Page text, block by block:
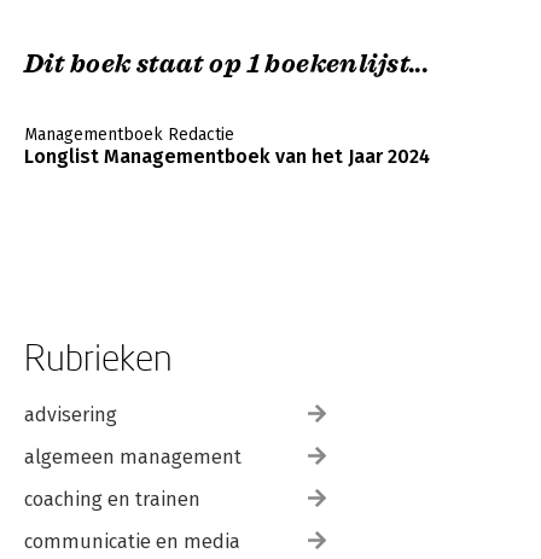
Management 187
Voetnoten 194
Dit boek staat op 1 boekenlijst...
Managementboek Redactie
Longlist Managementboek van het Jaar 2024
Rubrieken
advisering
algemeen management
coaching en trainen
communicatie en media